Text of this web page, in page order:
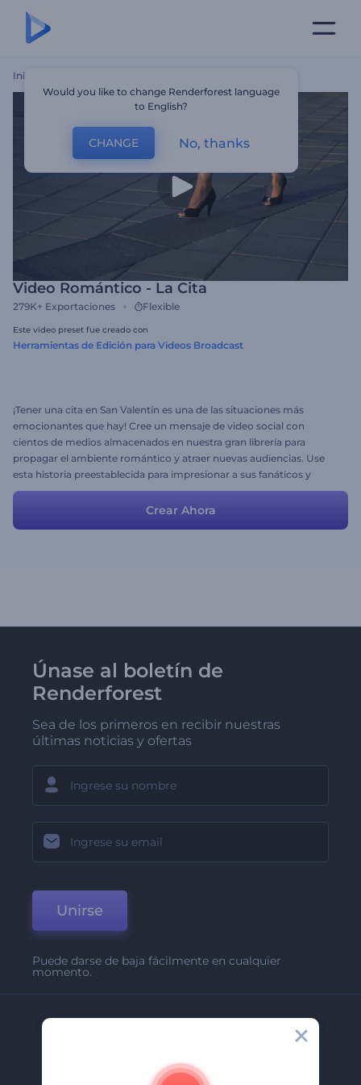
Inicio
Video Romántico - La Cita
279K+ Exportaciones Flexible
Este video preset fue creado con
Herramientas de Edición para Videos Broadcast
¡Tener una cita en San Valentín es una de las situaciones más
emocionantes que hay! Cree un mensaje de video social con
cientos de medios almacenados en nuestra gran librería para
propagar el ambiente romántico y atraer nuevas audiencias. Use
esta historia preestablecida para impresionar a sus fanáticos y
visitantes. ¡Déle una oportunidad hoy mismo!
Crear Ahora
Únase al boletín de
Renderforest
Sea de los primeros en recibir nuestras
últimas noticias y ofertas
Unirse
Puede darse de baja fácilmente en cualquier
momento.
Would you like to change Renderforest language
to English?
CHANGE No, thanks